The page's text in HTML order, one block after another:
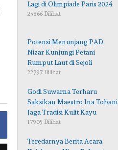
Lagi di Olimpiade Paris 2024
25866 Dilihat
Potensi Menunjang PAD,
Nizar Kunjungi Petani
Rumput Laut di Sejoli
22797 Dilihat
Godi Suwarna Terharu
Saksikan Maestro Ina Tobani
Jaga Tradisi Kulit Kayu
17905 Dilihat
Teredarnya Berita Acara